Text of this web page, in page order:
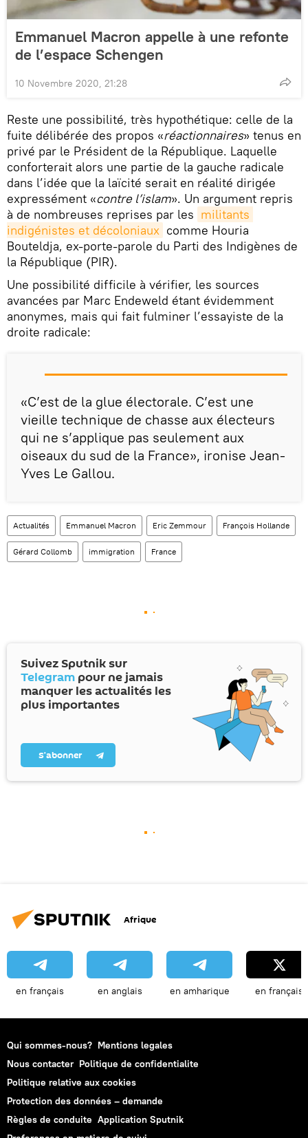
Emmanuel Macron appelle à une refonte
de l’espace Schengen
10 Novembre 2020, 21:28
Reste une possibilité, très hypothétique: celle de la
fuite délibérée des propos «réactionnaires» tenus en
privé par le Président de la République. Laquelle
conforterait alors une partie de la gauche radicale
dans l’idée que la laïcité serait en réalité dirigée
expressément «contre l’islam». Un argument repris
à de nombreuses reprises par les militants
indigénistes et décoloniaux comme Houria
Bouteldja, ex-porte-parole du Parti des Indigènes de
la République (PIR).
Une possibilité difficile à vérifier, les sources
avancées par Marc Endeweld étant évidemment
anonymes, mais qui fait fulminer l’essayiste de la
droite radicale:
«C’est de la glue électorale. C’est une
vieille technique de chasse aux électeurs
qui ne s’applique pas seulement aux
oiseaux du sud de la France», ironise Jean-
Yves Le Gallou.
Actualités Emmanuel Macron Eric Zemmour François Hollande
Gérard Collomb immigration France
Suivez Sputnik sur
Telegram pour ne jamais
manquer les actualités les
plus importantes
S’abonner
Afrique
en français en anglais en amharique en français
Qui sommes-nous? Mentions legales
Nous contacter Politique de confidentialite
Politique relative aux cookies
Protection des données – demande
Règles de conduite Application Sputnik